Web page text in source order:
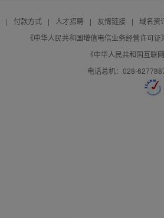
| 付款方式 | 人才招聘 | 友情链接 |
域名资
《中华人民共和国增值电信业务经营许可
《中华人民共和国互联
电话总机：028-